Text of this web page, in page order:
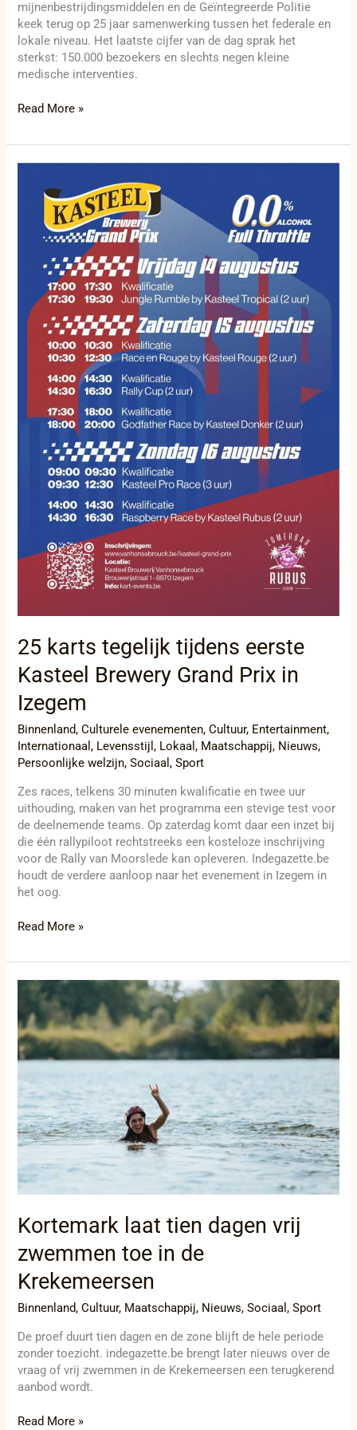
mijnenbestrijdingsmiddelen en de Geïntegreerde Politie
keek terug op 25 jaar samenwerking tussen het federale en
lokale niveau. Het laatste cijfer van de dag sprak het
sterkst: 150.000 bezoekers en slechts negen kleine
medische interventies.
Read More »
25 karts tegelijk tijdens eerste
Kasteel Brewery Grand Prix in
Izegem
Binnenland,Culturele evenementen,Cultuur, Entertainment,
Internationaal, Levensstijl, Lokaal, Maatschappij, Nieuws,
Persoonlijke welzijn,Sociaal,Sport
Zes races, telkens 30 minuten kwalificatie en twee uur
uithouding, maken van het programma een stevige test voor
de deelnemende teams. Op zaterdag komt daar een inzet bij
die één rallypiloot rechtstreeks een kosteloze inschrijving
voor de Rally van Moorslede kan opleveren. Indegazette.be
houdt de verdere aanloop naar het evenement in Izegem in
het oog.
karts
tegelijk
tijdens
eerste
Brewery
Grand
Prix
in
Izegem
Read More »
Kortemark laat tien dagen vrij
zwemmen toe in de
Krekemeersen
Binnenland,Cultuur, Maatschappij, Nieuws,Sociaal,Sport
De proef duurt tien dagen en de zone blijft de hele periode
zonder toezicht. indegazette.be brengt later nieuws over de
vraag of vrij zwemmen in de Krekemeersen een terugkerend
aanbod wordt.
Kortemark
tien
dagen
vrij
toe
in
de
Krekemeersen
Read More »